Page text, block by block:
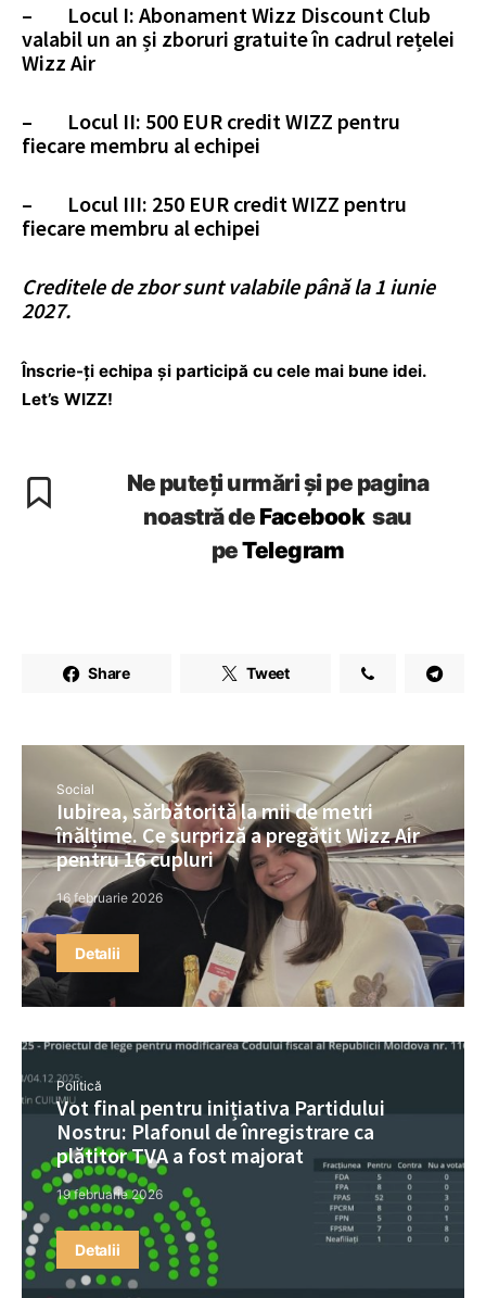
– Locul I: Abonament Wizz Discount Club
valabil un an și zboruri gratuite în cadrul rețelei
Wizz Air
– Locul II: 500 EUR credit WIZZ pentru
fiecare membru al echipei
– Locul III: 250 EUR credit WIZZ pentru
fiecare membru al echipei
Creditele de zbor sunt valabile până la 1 iunie
2027.
Înscrie-ți echipa și participă cu cele mai bune idei.
Let’s WIZZ!
Ne puteți urmări și pe pagina
noastră de Facebook sau
peTelegram
Share Tweet
Social
Iubirea, sărbătorită la mii de metri
înălțime. Ce surpriză a pregătit Wizz Air
pentru 16 cupluri
16 februarie 2026
Detalii
Politică
Vot final pentru inițiativa Partidului
Nostru: Plafonul de înregistrare ca
plătitor TVA a fost majorat
19 februarie 2026
Detalii